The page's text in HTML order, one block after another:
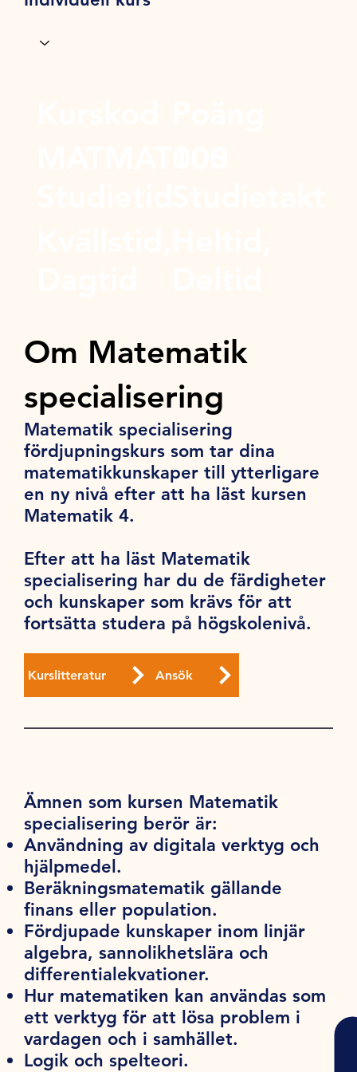
Om Matematik
specialisering
Matematik specialisering
fördjupningskurs som tar dina
matematikkunskaper till ytterligare
en ny nivå efter att ha läst kursen
Matematik 4.
Efter att ha läst Matematik
specialisering har du de färdigheter
och kunskaper som krävs för att
fortsätta studera på högskolenivå.
Kurslitteratur Ansök
Ämnen som kursen Matematik
specialisering berör är:
Användning av digitala verktyg och
hjälpmedel.
Beräkningsmatematik gällande
finans eller population.
Fördjupade kunskaper inom linjär
algebra, sannolikhetslära och
differentialekvationer.
Hur matematiken kan användas som
ett verktyg för att lösa problem i
vardagen och i samhället.
Logik och spelteori.